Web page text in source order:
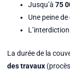
Jusqu’à 75
Une peine de
La durée de la
des travaux